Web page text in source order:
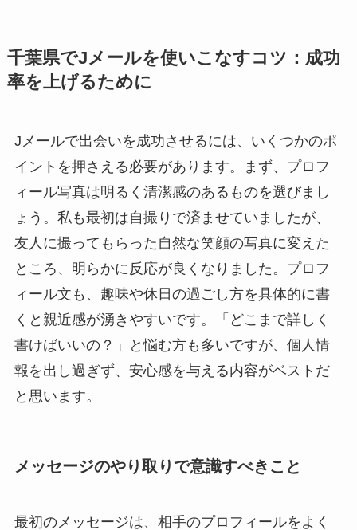
千葉県でJメールを使いこなすコツ：成功
率を上げるために
Jメールで出会いを成功させるには、いくつかのポ
イントを押さえる必要があります。まず、プロフ
ィール写真は明るく清潔感のあるものを選びまし
ょう。私も最初は自撮りで済ませていましたが、
友人に撮ってもらった自然な笑顔の写真に変えた
ところ、明らかに反応が良くなりました。プロフ
ィール文も、趣味や休日の過ごし方を具体的に書
くと親近感が湧きやすいです。「どこまで詳しく
書けばいいの？」と悩む方も多いですが、個人情
報を出し過ぎず、安心感を与える内容がベストだ
と思います。
メッセージのやり取りで意識すべきこと
最初のメッセージは、相手のプロフィールをよく